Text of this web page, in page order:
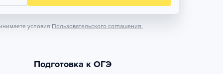
условия Пользовательского соглашения.
Подготовка к ОГЭ